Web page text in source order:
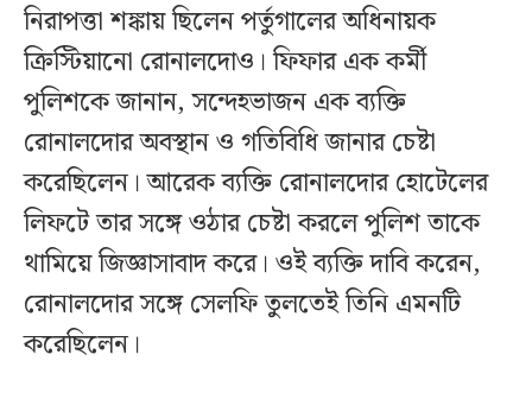
নিরাপত্তা শঙ্কায় ছিলেন পর্তুগালের অধিনায়ক
ক্রিস্টিয়ানো রোনালদোও। ফিফার এক কর্মী
পুলিশকে জানান, সন্দেহভাজন এক ব্যক্তি
রোনালদোর অবস্থান ও গতিবিধি জানার চেষ্টা
করেছিলেন। আরেক ব্যক্তি রোনালদোর হোটেলের
লিফটে তার সঙ্গে ওঠার চেষ্টা করলে পুলিশ তাকে
থামিয়ে জিজ্ঞাসাবাদ করে। ওই ব্যক্তি দাবি করেন,
রোনালদোর সঙ্গে সেলফি তুলতেই তিনি এমনটি
করেছিলেন।